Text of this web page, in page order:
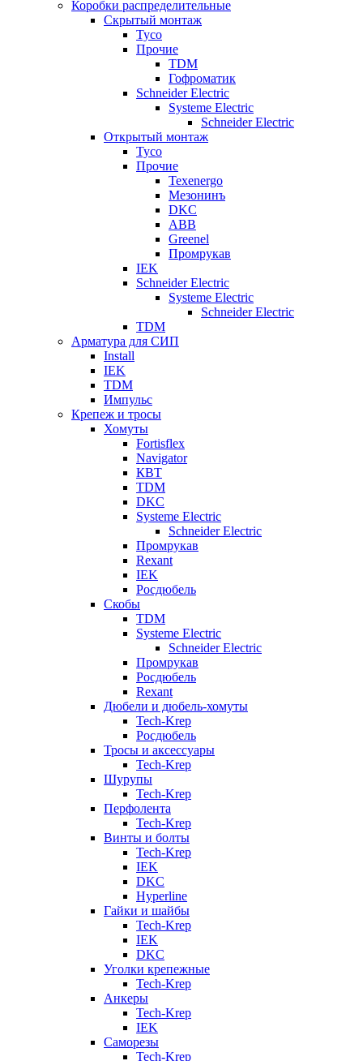
Коробки распределительные
Скрытый монтаж
Tyco
Прочие
TDM
Гофроматик
Schneider Electric
Systeme Electric
Schneider Electric
Открытый монтаж
Tyco
Прочие
Texenergo
Мезонинъ
DKC
ABB
Greenel
Промрукав
IEK
Schneider Electric
Systeme Electric
Schneider Electric
TDM
Арматура для СИП
Install
IEK
TDM
Импульс
Крепеж и тросы
Хомуты
Fortisflex
Navigator
КВТ
TDM
DKC
Systeme Electric
Schneider Electric
Промрукав
Rexant
IEK
Росдюбель
Скобы
TDM
Systeme Electric
Schneider Electric
Промрукав
Росдюбель
Rexant
Дюбели и дюбель-хомуты
Tech-Krep
Росдюбель
Тросы и аксессуары
Tech-Krep
Шурупы
Tech-Krep
Перфолента
Tech-Krep
Винты и болты
Tech-Krep
IEK
DKC
Hyperline
Гайки и шайбы
Tech-Krep
IEK
DKC
Уголки крепежные
Tech-Krep
Анкеры
Tech-Krep
IEK
Саморезы
Tech-Krep